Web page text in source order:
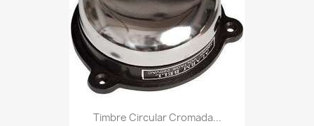
Timbre Circular Cromada...